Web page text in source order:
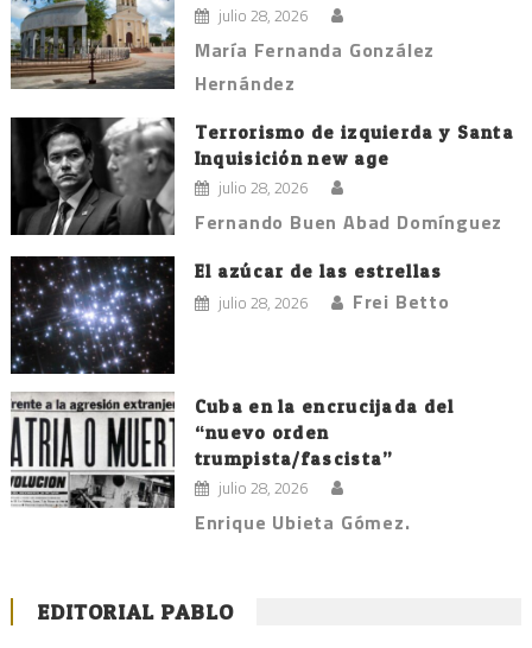
julio 28, 2026
María Fernanda González
Hernández
Terrorismo de izquierda y Santa
Inquisición new age
julio 28, 2026
Fernando Buen Abad Domínguez
El azúcar de las estrellas
julio 28, 2026 Frei Betto
Cuba en la encrucijada del
“nuevo orden
trumpista/fascista”
julio 28, 2026
Enrique Ubieta Gómez.
EDITORIAL PABLO